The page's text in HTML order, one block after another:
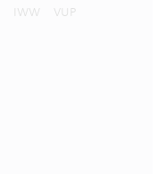
IWW VUP